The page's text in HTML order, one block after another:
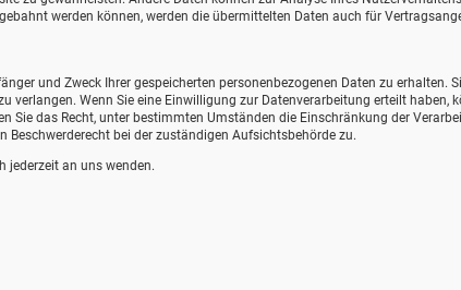
werden können, werden die übermittelten Daten auch für
und Zweck Ihrer gespeicherten personenbezogenen Daten zu erhalten.
verlangen. Wenn Sie eine Einwilligung zur Datenverarbeitung erteilt haben,
Sie das Recht, unter bestimmten Umständen die Einschränkung der
Beschwerderecht bei der zuständigen Aufsichtsbehörde zu.
jederzeit an uns wenden.